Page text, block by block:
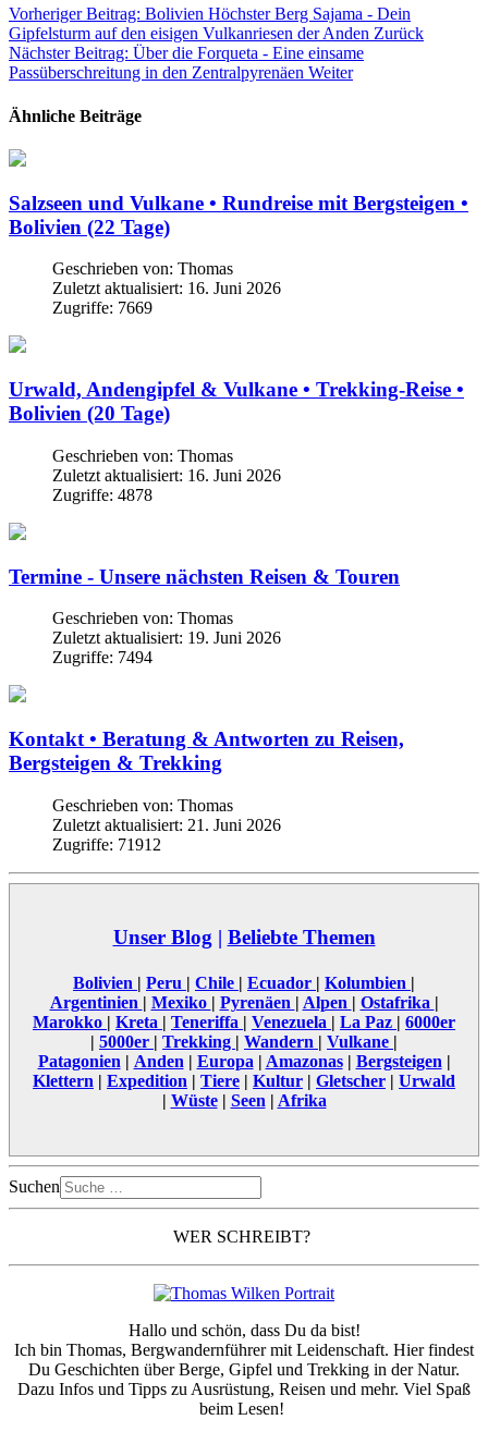
Vorheriger Beitrag: Bolivien Höchster Berg Sajama - Dein
Gipfelsturm auf den eisigen Vulkanriesen der Anden Zurück
Nächster Beitrag: Über die Forqueta - Eine einsame
Passüberschreitung in den Zentralpyrenäen Weiter
Ähnliche Beiträge
Salzseen und Vulkane • Rundreise mit Bergsteigen •
Bolivien (22 Tage)
Geschrieben von: Thomas
Zuletzt aktualisiert: 16. Juni 2026
Zugriffe: 7669
Urwald, Andengipfel & Vulkane • Trekking-Reise •
Bolivien (20 Tage)
Geschrieben von: Thomas
Zuletzt aktualisiert: 16. Juni 2026
Zugriffe: 4878
Termine - Unsere nächsten Reisen & Touren
Geschrieben von: Thomas
Zuletzt aktualisiert: 19. Juni 2026
Zugriffe: 7494
Kontakt • Beratung & Antworten zu Reisen,
Bergsteigen & Trekking
Geschrieben von: Thomas
Zuletzt aktualisiert: 21. Juni 2026
Zugriffe: 71912
Unser Blog| Beliebte Themen
Bolivien | Peru | Chile | Ecuador | Kolumbien |
Argentinien | Mexiko | Pyrenäen | Alpen | Ostafrika |
Marokko | Kreta | Teneriffa | Venezuela | La Paz | 6000er
| 5000er | Trekking | Wandern | Vulkane |
Patagonien | Anden | Europa | Amazonas| Bergsteigen |
Klettern | Expedition | Tiere | Kultur | Gletscher | Urwald
| Wüste| Seen | Afrika
Suchen
WER SCHREIBT?
Hallo und schön, dass Du da bist!
Ich bin Thomas, Bergwandernführer mit Leidenschaft. Hier findest
Du Geschichten über Berge, Gipfel und Trekking in der Natur.
Dazu Infos und Tipps zu Ausrüstung, Reisen und mehr. Viel Spaß
beim Lesen!